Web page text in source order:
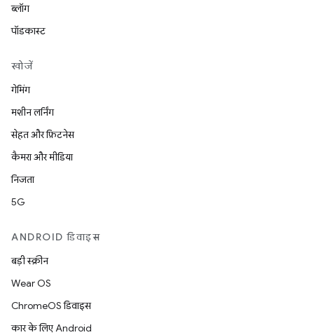
ब्लॉग
पॉडकास्ट
खोजें
गेमिंग
मशीन लर्निंग
सेहत और फ़िटनेस
कैमरा और मीडिया
निजता
5G
ANDROID डिवाइस
बड़ी स्क्रीन
Wear OS
ChromeOS डिवाइस
कार के लिए Android